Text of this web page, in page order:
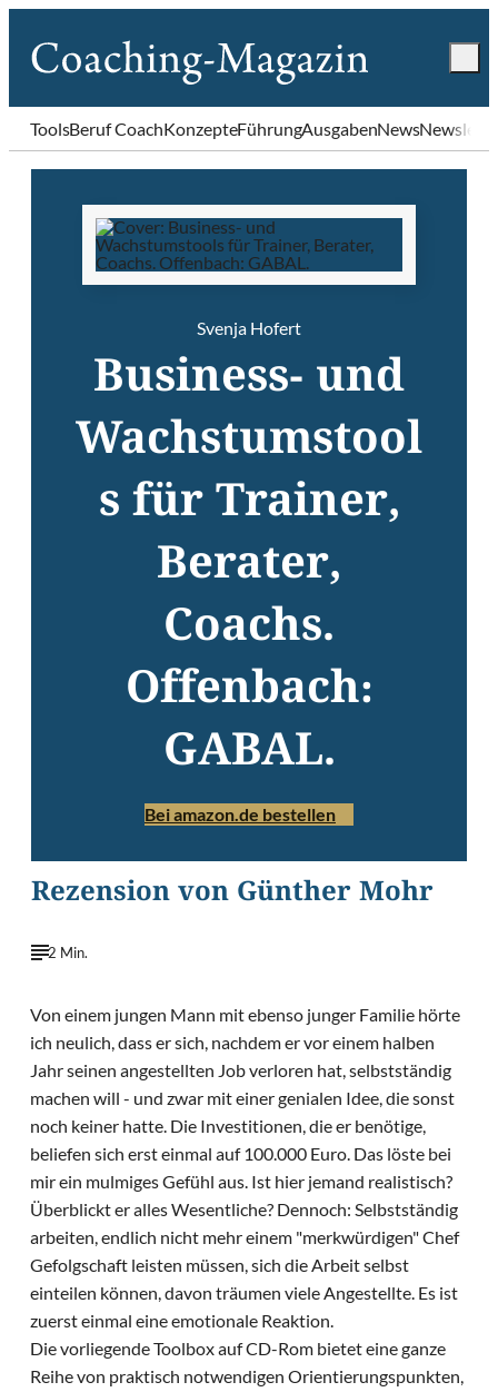
ToolsBeruf CoachKonzepteFührungAusgabenNews
Svenja Hofert
Business- und
Wachstumstool
s für Trainer,
Berater,
Coachs.
Offenbach:
GABAL.
Bei amazon.de bestellen
Rezension von Günther Mohr
2 Min.
Von einem jungen Mann mit ebenso junger Familie hörte
ich neulich, dass er sich, nachdem er vor einem halben
Jahr seinen angestellten Job verloren hat, selbstständig
machen will - und zwar mit einer genialen Idee, die sonst
noch keiner hatte. Die Investitionen, die er benötige,
beliefen sich erst einmal auf 100.000 Euro. Das löste bei
mir ein mulmiges Gefühl aus. Ist hier jemand realistisch?
Überblickt er alles Wesentliche? Dennoch: Selbstständig
arbeiten, endlich nicht mehr einem "merkwürdigen" Chef
Gefolgschaft leisten müssen, sich die Arbeit selbst
einteilen können, davon träumen viele Angestellte. Es ist
zuerst einmal eine emotionale Reaktion.
Die vorliegende Toolbox auf CD-Rom bietet eine ganze
Reihe von praktisch notwendigen Orientierungspunkten,